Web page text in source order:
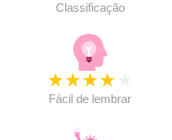
Classificação
★★★★
Fácil de lembrar